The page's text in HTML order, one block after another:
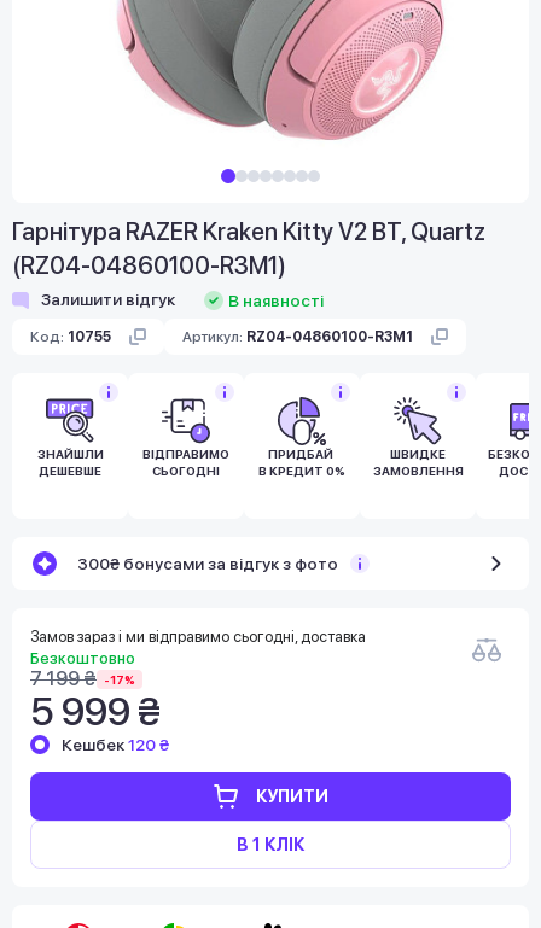
Гарнітура RAZER Kraken Kitty V2 BT, Quartz
(RZ04-04860100-R3M1)
Залишити відгук В наявності
Код: 10755 Артикул: RZ04-04860100-R3M1
ЗНАЙШЛИ
ДЕШЕВШЕ
ВІДПРАВИМО
СЬОГОДНІ
ПРИДБАЙ
В КРЕДИТ 0%
ШВИДКЕ
ЗАМОВЛЕННЯ
300₴ бонусами за відгук з фото
Замов зараз і ми відправимо сьогодні, доставка
Безкоштовно
7 199 ₴ -17%
5 999 ₴
КУПИТИ
В 1 КЛІК
Кешбек120 ₴